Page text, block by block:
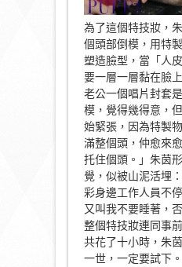
為了這個特技妝，
個頭部倒模，用特
塑造臉型，當「人
要一層一層黏在臉
老公一個唱片封套
模，覺得幾得意，
始緊張，因為特製
滿整個頭，仲愈來
托住個頭。」朱茵
覺，似被山泥活埋
彩身邊工作人員不
又叫我不要睡著，
整個特技妝連同事
共花了十小時，朱
一世，一定要試下